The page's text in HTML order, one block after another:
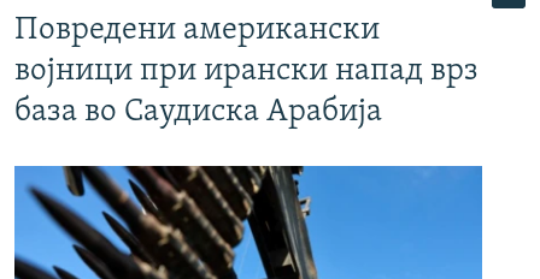
Повредени американски
војници при ирански напад врз
база во Саудиска Арабија